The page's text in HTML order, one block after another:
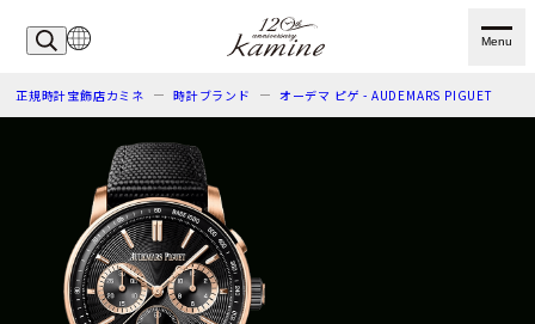
Menu
正規時計宝飾店カミネ 時計ブランド オーデマ ピゲ - AUDEMARS PIGUET